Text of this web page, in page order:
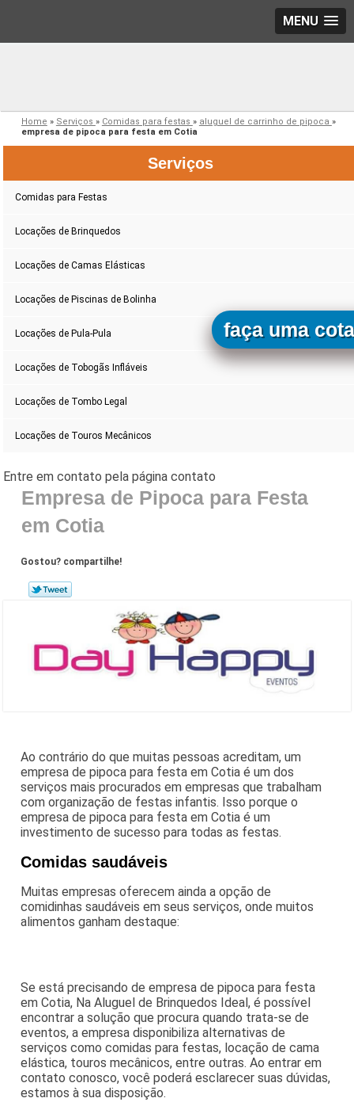
MENU
Home » Serviços » Comidas para festas » aluguel de carrinho de pipoca »
empresa de pipoca para festa em Cotia
Serviços
Comidas para Festas
Locações de Brinquedos
Locações de Camas Elásticas
Locações de Piscinas de Bolinha
Locações de Pula-Pula
Locações de Tobogãs Infláveis
Locações de Tombo Legal
Locações de Touros Mecânicos
Empresa de Pipoca para Festa
em Cotia
Gostou? compartilhe!
Ao contrário do que muitas pessoas acreditam, um
empresa de pipoca para festa em Cotia é um dos
serviços mais procurados em empresas que trabalham
com organização de festas infantis. Isso porque o
empresa de pipoca para festa em Cotia é um
investimento de sucesso para todas as festas.
Comidas saudáveis
Muitas empresas oferecem ainda a opção de
comidinhas saudáveis em seus serviços, onde muitos
alimentos ganham destaque:
Se está precisando de empresa de pipoca para festa
em Cotia, Na Aluguel de Brinquedos Ideal, é possível
encontrar a solução que procura quando trata-se de
eventos, a empresa disponibiliza alternativas de
serviços como comidas para festas, locação de cama
elástica, touros mecânicos, entre outras. Ao entrar em
contato conosco, você poderá esclarecer suas dúvidas,
estamos à sua disposição.
faça uma